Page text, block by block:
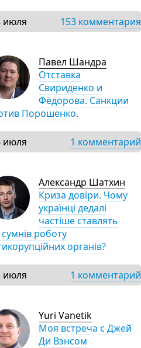
июля 153 комментария
Павел Шандра
Отставка
Свириденко и
Фёдорова. Санкции
Порошенко.
июля 1 комментарий
Александр Шатхин
Криза довіри. Чому
українці дедалі
частіше ставлять
сумнів роботу
органів?
июля 1 комментарий
Yuri Vanetik
Моя встреча с Джей
Ди Вэнсом